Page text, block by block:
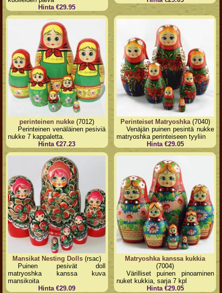
Hinta €29.95
perinteinen nukke (7012)
Perinteinen venäläinen pesiviä
nukke 7 kappaletta.
Hinta €27.23
Perinteiset Matryoshka(7040)
Venäjän puinen pesintä nukke
matryoshka perinteiseen tyyliin
Hinta €29.05
Mansikat Nesting Dolls (rsac)
Puinen pesivät doll
matryoshka kanssa kuva
mansikoita
Hinta €29.09
Matryoshka kanssa kukkia
(7004)
Värilliset puinen pinoaminen
nuket kukkia, sarja 7 kpl
Hinta €29.05